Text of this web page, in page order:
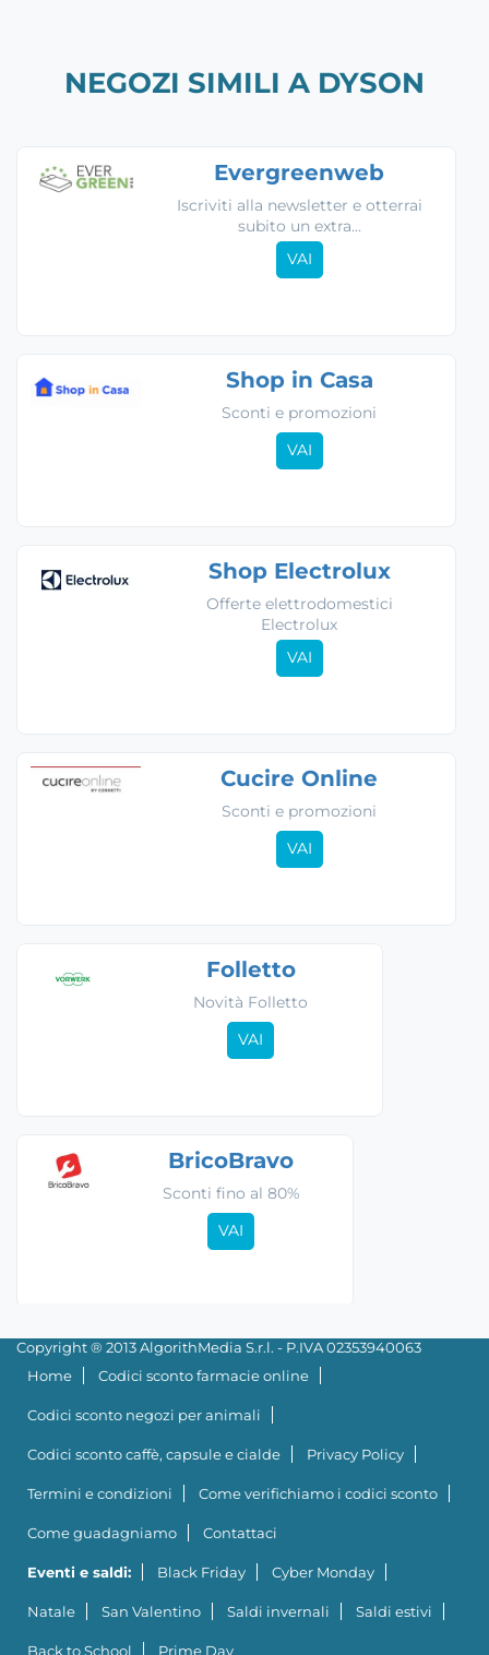
NEGOZI SIMILI A DYSON
Evergreenweb
Iscriviti alla newsletter e otterrai
subito un extra...
VAI
Shop in Casa
Sconti e promozioni
VAI
Shop Electrolux
Offerte elettrodomestici
Electrolux
VAI
Cucire Online
Sconti e promozioni
VAI
Folletto
Novità Folletto
VAI
BricoBravo
Sconti fino al 80%
VAI
Copyright ® 2013 AlgorithMedia S.r.l. - P.IVA 02353940063
Home
Codici sconto farmacie online
Codici sconto negozi per animali
Codici sconto caffè, capsule e cialde Privacy Policy
Termini e condizioni Come verifichiamo i codici sconto
Come guadagniamo Contattaci
Eventi e saldi: Black Friday Cyber Monday
Natale San Valentino Saldi invernali Saldi estivi
Back to School Prime Day